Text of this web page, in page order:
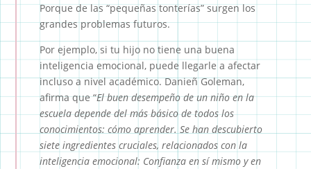
Porque de las “pequeñas tonterías” surgen los
grandes problemas futuros.
Por ejemplo, si tu hijo no tiene una buena
inteligencia emocional, puede llegarle a afectar
incluso a nivel académico. Danieñ Goleman,
afirma que “El buen desempeño de un niño en la
escuela depende del más básico de todos los
conocimientos: cómo aprender. Se han descubierto
siete ingredientes cruciales, relacionados con la
inteligencia emocional: Confianza en sí mismo y en